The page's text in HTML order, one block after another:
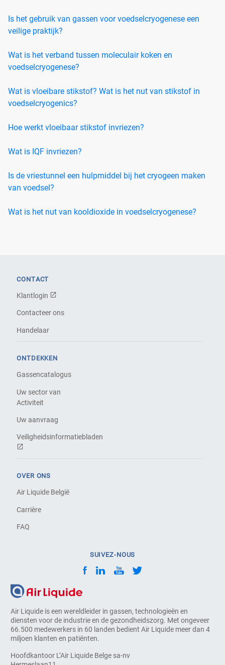
Is het gebruik van gassen voor voedselcryogenese een
veilige praktijk?
Wat is het verband tussen moleculair koken en
voedselcryogenese?
Wat is vloeibare stikstof? Wat is het nut van stikstof in
voedselcryogenics?
Hoe werkt vloeibaar stikstof invriezen?
Wat is IQF invriezen?
Is de vriestunnel een hulpmiddel bij het cryogeen maken
van voedsel?
Wat is het nut van kooldioxide in voedselcryogenese?
Air Liquide is een wereldleider in gassen, technologieën en
diensten voor de industrie en de gezondheidszorg. Met ongeveer
66.500 medewerkers in 60 landen bedient Air Liquide meer dan 4
miljoen klanten en patiënten.
Hoofdkantoor L’Air Liquide Belge sa-nv
CONTACT
Klantlogin
Contacteer ons
Handelaar
ONTDEKKEN
Gassencatalogus
Uw sector van
Activiteit
Uw aanvraag
Veiligheidsinformatiebladen
OVER ONS
Air Liquide België
Carrière
FAQ
SUIVEZ-NOUS